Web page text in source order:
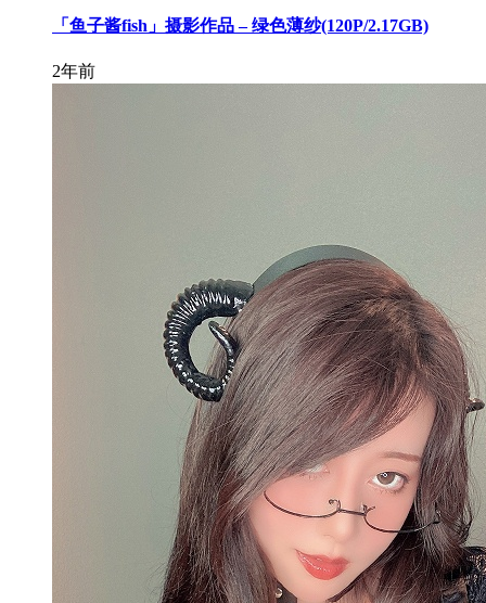
「鱼子酱fish」摄影作品 – 绿色薄纱(120P/2.17GB)
2年前